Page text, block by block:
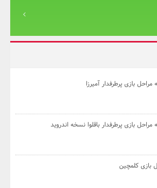
بازی پرطرفدار آمیرزا
بازی پرطرفدار باقلوا نسخه اندروید
بازی کلمچین